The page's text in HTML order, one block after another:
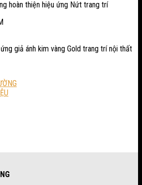
hoàn thiện hiệu ứng Nứt trang trí
giả ánh kim vàng Gold trang trí nội thất